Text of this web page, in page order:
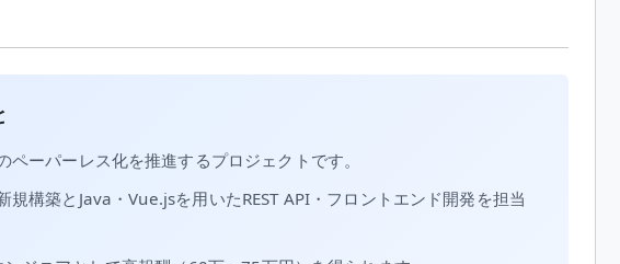
ーパーレス化を推進するプロジェクトです。
規構築とJava・Vue.jsを用いたREST API・フロントエンド開発を担当